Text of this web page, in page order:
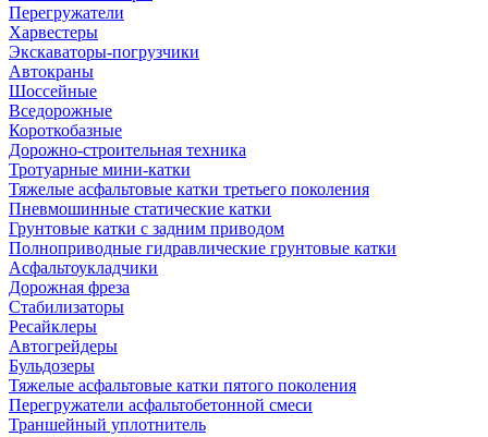
Перегружатели
Харвестеры
Экскаваторы-погрузчики
Автокраны
Шоссейные
Вседорожные
Короткобазные
Дорожно-строительная техника
Тротуарные мини-катки
Тяжелые асфальтовые катки третьего поколения
Пневмошинные статические катки
Грунтовые катки с задним приводом
Полноприводные гидравлические грунтовые катки
Асфальтоукладчики
Дорожная фреза
Стабилизаторы
Ресайклеры
Автогрейдеры
Бульдозеры
Тяжелые асфальтовые катки пятого поколения
Перегружатели асфальтобетонной смеси
Траншейный уплотнитель